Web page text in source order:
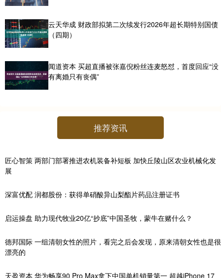
云天华成 财政部拟第二次续发行2026年超长期特别国债
（四期）
闻道资本 买超直播被张嘉倪粉丝连麦怒怼，首度回应“没
有离婚只有丧偶”
推荐资讯
匠心智策 两部门部署推进农机装备补短板 加快丘陵山区农业机械化发
展
深富优配 润都股份：获得单硝酸异山梨酯片药品注册证书
启运操盘 助力现代牧业20亿“抄底”中国圣牧，蒙牛在赌什么？
德邦国际 一组清朝女性的照片，看完之后会发现，原来清朝女性也是很
漂亮的
天盈资本 华为畅享90 Pro Max拿下中国单机销量第一 超越iPhone 17